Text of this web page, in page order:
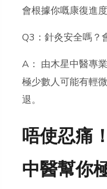
會根據你嘅康復進度
Q3：針灸安全嗎？
A： 由木星中醫專
極少數人可能有輕
退。
唔使忍痛
中醫幫你